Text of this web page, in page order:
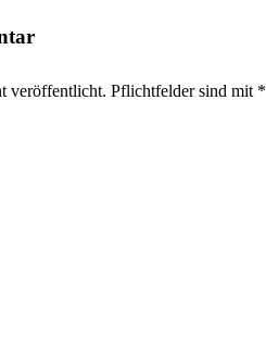
veröffentlicht. Pflichtfelder sind mit *